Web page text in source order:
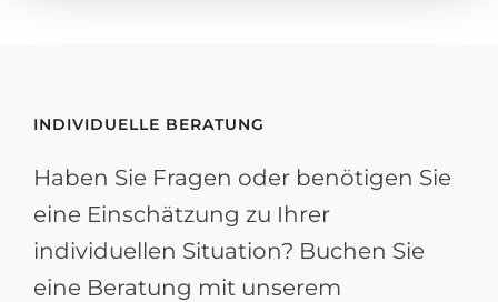
INDIVIDUELLE BERATUNG
Haben Sie Fragen oder benötigen Sie
eine Einschätzung zu Ihrer
individuellen Situation? Buchen Sie
eine Beratung mit unserem